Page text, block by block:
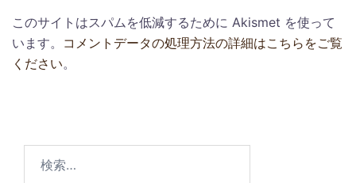
このサイトはスパムを低減するために Akismet を使って
います。 コメントデータの処理方法の詳細はこちらをご覧
ください。